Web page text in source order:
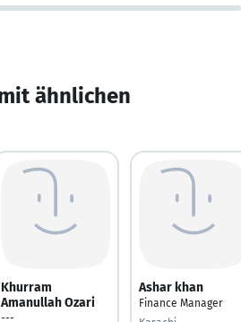
ähnlichen
Khurram
Amanullah Ozari
---
Ashar khan
Finance Manager